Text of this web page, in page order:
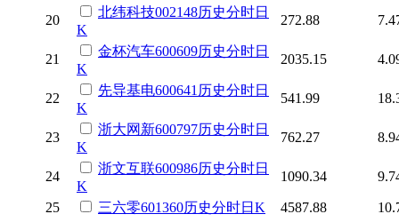
20
北纬科技002148历史分时日
K
272.88
21
金杯汽车600609历史分时日
K
2035.15
22
先导基电600641 历史分时日
K
541.99
23
浙大网新600797历史分时日
K
762.27
24
浙文互联600986历史分时日
K
1090.34
25 三六零601360历史分时日K 4587.88